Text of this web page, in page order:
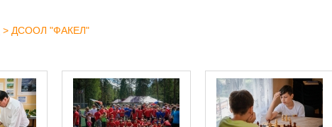
> ДСООЛ "ФАКЕЛ"